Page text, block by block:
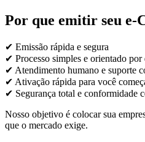
Por que emitir seu e-
✔ Emissão rápida e segura
✔ Processo simples e orientado por
✔ Atendimento humano e suporte
✔ Ativação rápida para você
✔ Segurança total e conformidade
Nosso objetivo é colocar sua
que o mercado exige.